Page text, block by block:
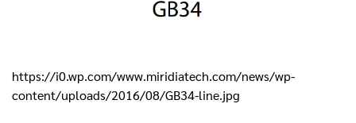
https://i0.wp.com/www.miridiatech.com/news/wp-
content/uploads/2016/08/GB34-line.jpg